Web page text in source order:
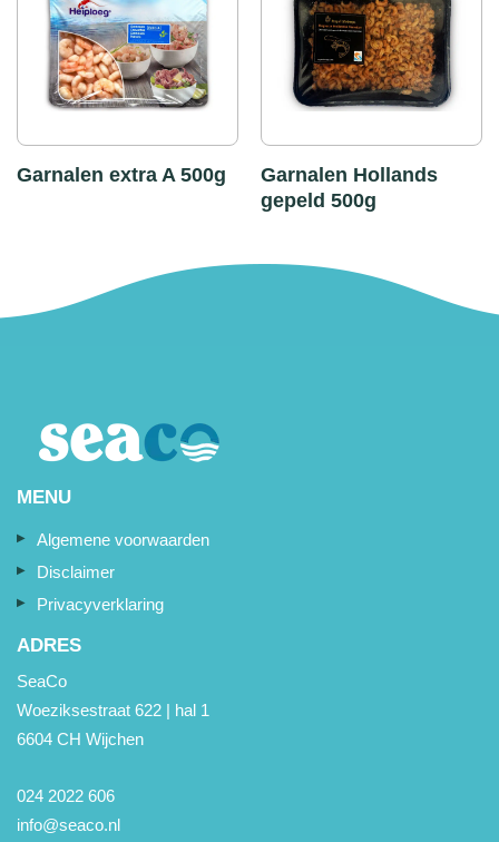
Garnalen extra A 500g
Garnalen Hollands
gepeld 500g
MENU
Algemene voorwaarden
Disclaimer
Privacyverklaring
ADRES
SeaCo
Woeziksestraat 622 | hal 1
6604 CH Wijchen
024 2022 606
info@seaco.nl